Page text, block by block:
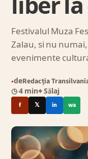
liber
Festivalul Muza
Zalau, si nu
evenimente
●deRedacția
◷ 4 min⌖ Sălaj
f 𝕏 in wa